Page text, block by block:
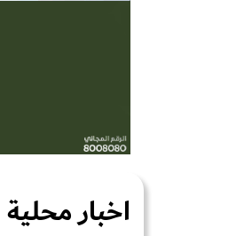
اخبار محلية